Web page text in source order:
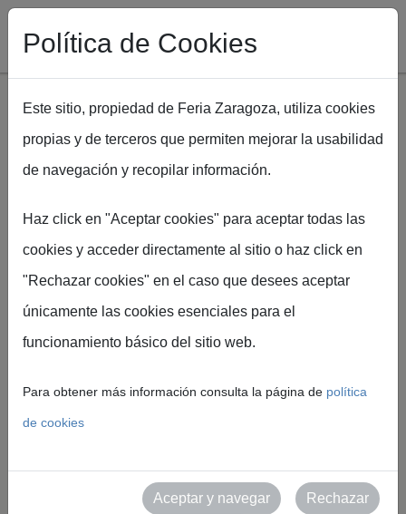
Pasar al contenido principal
Información
técnica
para
expositores
Política de Cookies
Este sitio, propiedad de Feria Zaragoza, utiliza cookies
propias y de terceros que permiten mejorar la usabilidad
de navegación y recopilar información.
Haz click en "Aceptar cookies" para aceptar todas las
cookies y acceder directamente al sitio o haz click en
"Rechazar cookies" en el caso que desees aceptar
únicamente las cookies esenciales para el
funcionamiento básico del sitio web.
Para obtener más información consulta la página de política
de cookies
Aceptar y navegar Rechazar